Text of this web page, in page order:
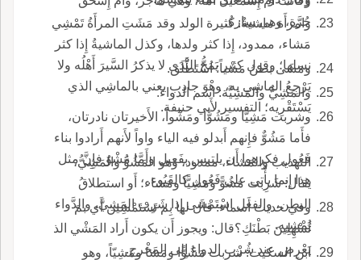
حُرَّة، وهي سارةُ.
وامرأَة ماشيةٌ: كثيرة الولد وقد مَشَتِ المرأَةُ تَمْشِي
مَشاء، ممدود، إِذا كثر ولدها، وكذل الماشيةُ إِذا كثر
نسلها؛ وقول كثير يَمُجُّ النَّدَى لا يذكرُ السَّيرَ أَهْلُه ولا
يَرْجِعُ الماشِي به، وهْوَ جادِب يعني بالماشِي الذي
يَسْتَقْرِيه؛ التفسير لأَبي حنيفة.
ومَشَى بطنُ مَشْياً: اسْتَطْلَق.
والمَشِيُّ والمَشِيَّة: اسم الدواء.
وشربت مَشِيّا ومَشُوًّا ومَشْواً، الأَخيرتان نادرتان،
فأَما مَشُوٌّ فإِنهم أَبدلو فيه الياء واواً لأَنهم أَرادوا بناء
فَعُول فكرهوا أَن يلتبس بفَعِيل وأَمَّا مَشْوٌ فإِنَّ مثل
هذا إِنما يأْتي على فَعُول كالقَيُوء.
التهذيب والمَشاء، ممدود، وهو المَشُوُّ والمَشِيُّ،
يقال: شَرِبت مَشُوًّ ومَشِيًّا ومَشاء؛ أَو استطلاقُ
البطن، والفعل اسْتَمْشَى إِذا شَرِب المَشِيَّ، والدَّواء
يُمْشِيه.
وفي حديث أَسماء: قال لها بِم تَسْتَمْشِين أَي بمَ
تُسْهِلِينَ بَطْنَكِ؟قال: ويجوز أَن يكون أَراد المَشْي الذ
يَعْرِض عند شُرْب الدواء إِلى المَخْرج.
ابن السكيت: شربت مَشُوًّا ومَشا ومَشِيّاً، وهو